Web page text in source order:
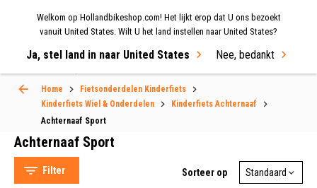
Welkom op Hollandbikeshop.com! Het lijkt erop dat U ons bezoekt
vanuit United States. Wilt U het land instellen naar United States?
Ja, stel land in naar United States Nee, bedankt
Home
Fietsonderdelen Kinderfiets
Kinderfiets Wiel & Onderdelen
Kinderfiets Achternaaf
Achternaaf Sport
Achternaaf Sport
Achternaaf Sport
Filter Sorteer op